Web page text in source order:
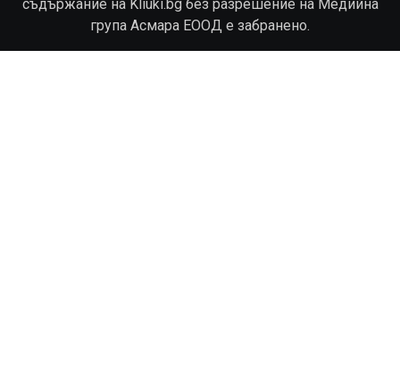
съдържание на Kliuki.bg без разрешение на Медийна
група Асмара ЕООД е забранено.